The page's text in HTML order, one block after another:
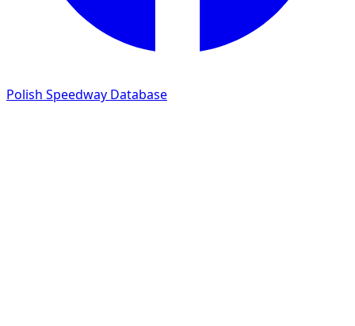
Polish Speedway Database